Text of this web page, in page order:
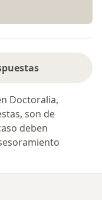
Doctoralia,
son de
deben